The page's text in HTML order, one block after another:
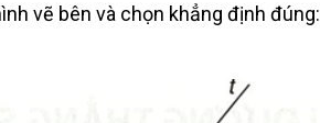
vẽ bên và chọn khẳng định đúng: